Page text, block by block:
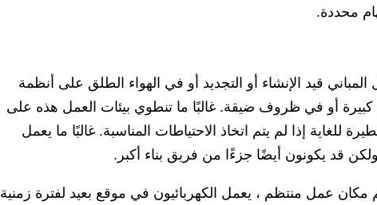
محددة.
قيد الإنشاء أو التجديد أو في الهواء الطلق على أنظمة
أو في ظروف ضيقة. غالبًا ما تنطوي بيئات العمل هذه على
للغاية إذا لم يتم اتخاذ الاحتياطات المناسبة. غالبًا ما يعمل
قد يكونون أيضًا جزءًا من فريق بناء أكبر.
عمل منتظم ، يعمل الكهربائيون في موقع بعيد لفترة زمنية